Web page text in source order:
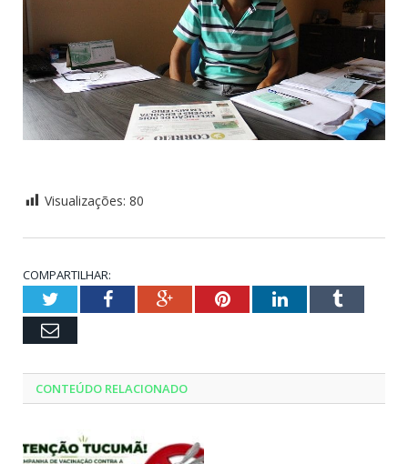
Visualizações: 80
COMPARTILHAR:
TwitterFacebookGoogle+PinterestLinkedInTumblr
Email
CONTEÚDO RELACIONADO